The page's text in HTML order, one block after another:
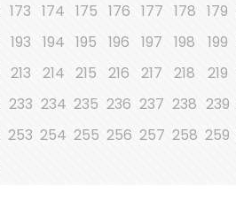
173 174 175 176 177 178 179
193 194 195 196 197 198 199
213 214 215 216 217 218 219
233 234 235 236 237 238 239
253 254 255 256 257 258 259